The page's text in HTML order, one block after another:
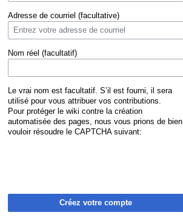
Adresse de courriel (facultative)
Nom réel (facultatif)
Le vrai nom est facultatif. S’il est fourni, il sera
utilisé pour vous attribuer vos contributions.
Pour protéger le wiki contre la création
automatisée des pages, nous vous prions de bien
vouloir résoudre le CAPTCHA suivant:
Créez votre compte